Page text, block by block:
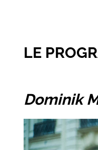
LE
Dominik